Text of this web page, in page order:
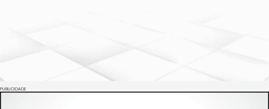
PUBLICIDADE